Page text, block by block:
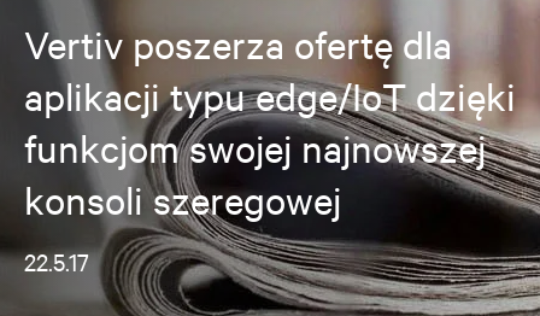
Vertiv poszerza ofertę dla
aplikacji typu edge/IoT dzięki
funkcjom swojej najnowszej
konsoli szeregowej
22.5.17